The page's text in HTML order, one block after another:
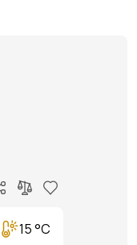
15 °C